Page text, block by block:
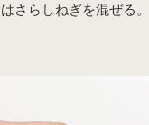
さらしねぎを混ぜる。